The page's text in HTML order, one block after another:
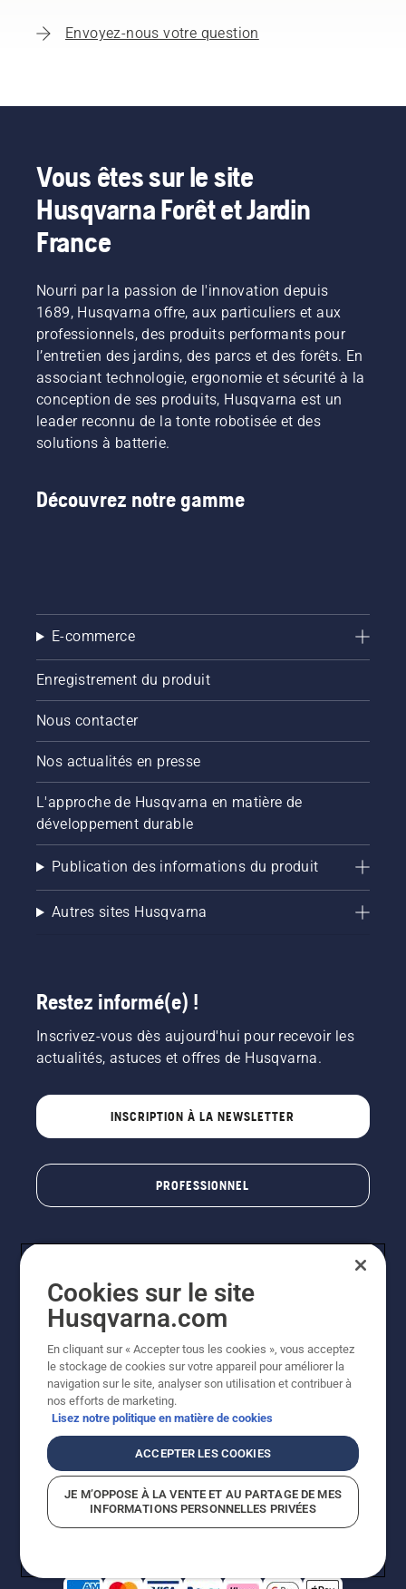
Envoyez-nous votre question
Vous êtes sur le site
Husqvarna Forêt et Jardin
France
Nourri par la passion de l'innovation depuis
1689, Husqvarna offre, aux particuliers et aux
professionnels, des produits performants pour
l’entretien des jardins, des parcs et des forêts. En
associant technologie, ergonomie et sécurité à la
conception de ses produits, Husqvarna est un
leader reconnu de la tonte robotisée et des
solutions à batterie.
Découvrez notre gamme
E-commerce
Enregistrement du produit
Nous contacter
Nos actualités en presse
L'approche de Husqvarna en matière de
développement durable
Publication des informations du produit
Autres sites Husqvarna
Restez informé(e) !
Inscrivez-vous dès aujourd'hui pour recevoir les
actualités, astuces et offres de Husqvarna.
INSCRIPTION À LA NEWSLETTER
PROFESSIONNEL
© Husqvarna AB (publ). Tous droits réservés. Les prix
indiqués sont des prix de vente conseillés. Photos non
contractuelles. Tous les prix indiqués sont des prix de
disponible pour un achat direct.
Conditions d'utilisation Avis de confidentialité
Égalité hommes femmesSignalement de violations présumées
Cookies sur le site
Husqvarna.com
En cliquant sur « Accepter tous les cookies », vous acceptez
le stockage de cookies sur votre appareil pour améliorer la
navigation sur le site, analyser son utilisation et contribuer à
nos efforts de marketing.
Lisez notre politique en matière de cookies
ACCEPTER LES COOKIES
JE M’OPPOSE À LA VENTE ET AU PARTAGE DE MES
INFORMATIONS PERSONNELLES PRIVÉES